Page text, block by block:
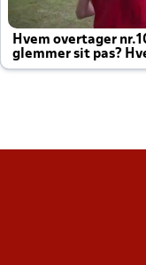
Hvem overtager
glemmer sit pas?
altid til efter